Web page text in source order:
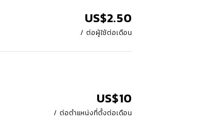
US$2.50
/ ต่อผู้ใช้ต่อเดือน
US$10
/ ต่อตำแหน่งที่ตั้งต่อเดือน